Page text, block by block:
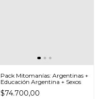
Pack Mitomanías: Argentinas +
Educación Argentina + Sexos
$74.700,00